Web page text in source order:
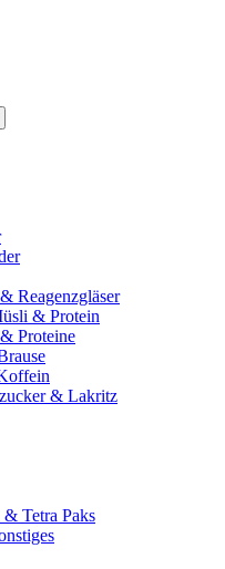
Reagenzgläser
& Protein
Proteine
& Lakritz
Tetra Paks